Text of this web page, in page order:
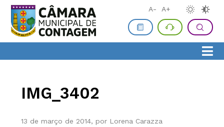
A- A+
IMG_3402
13 de março de 2014, por Lorena Carazza